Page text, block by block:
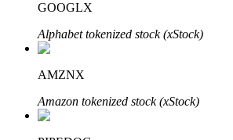
Bitrue
GOOGLX
Alphabet tokenized stock (xStock)
AMZNX
Amazon tokenized stock (xStock)